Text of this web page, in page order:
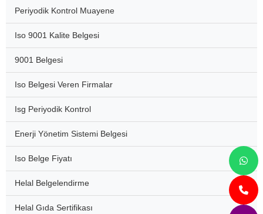
Periyodik Kontrol Muayene
Iso 9001 Kalite Belgesi
9001 Belgesi
Iso Belgesi Veren Firmalar
Isg Periyodik Kontrol
Enerji Yönetim Sistemi Belgesi
Iso Belge Fiyatı
Helal Belgelendirme
Helal Gıda Sertifikası